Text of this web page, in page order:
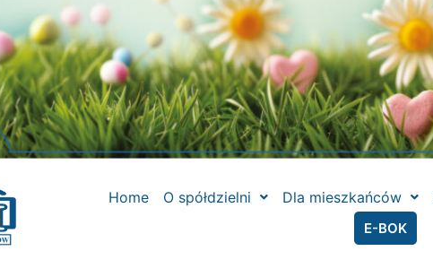
Home O spółdzielni Dla mieszkańców
E-BOK